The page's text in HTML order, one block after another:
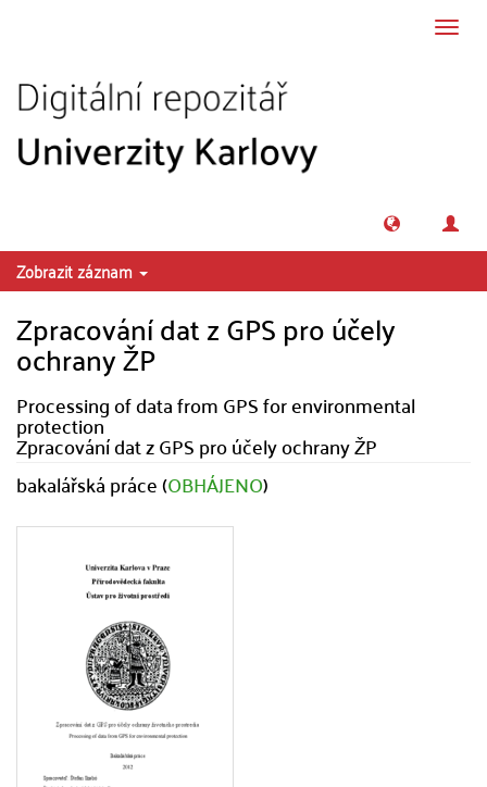
Zobrazit záznam
Zpracování dat z GPS pro účely
ochrany ŽP
Processing of data from GPS for environmental
protection
Zpracování dat z GPS pro účely ochrany ŽP
bakalářská práce (OBHÁJENO)